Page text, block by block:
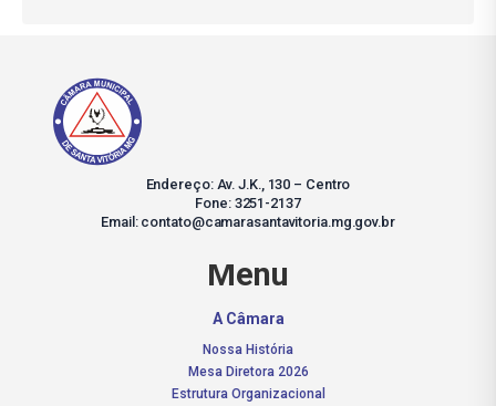
Endereço: Av. J.K., 130 – Centro
Fone: 3251-2137
Email: contato@camarasantavitoria.mg.gov.br
Menu
A Câmara
Nossa História
Mesa Diretora 2026
Estrutura Organizacional